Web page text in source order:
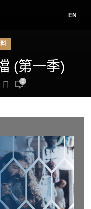
EN
(第一季)
0